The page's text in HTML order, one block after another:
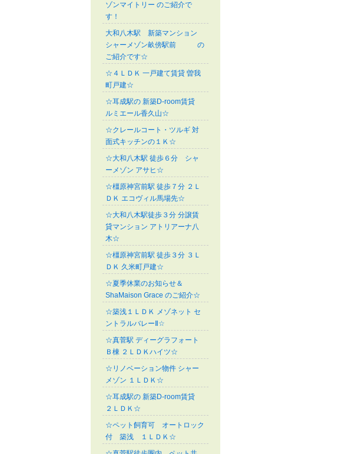
ゾンマイトリー のご紹介で
す！
大和八木駅 新築マンション
シャーメゾン畝傍駅前 の
ご紹介です☆
☆４ＬＤＫ 一戸建て賃貸 曽我
町戸建☆
☆耳成駅の 新築D-room賃貸
ルミエール香久山☆
☆クレールコート・ツルギ 対
面式キッチンの１Ｋ☆
☆大和八木駅 徒歩６分 シャ
ーメゾン アサヒ☆
☆橿原神宮前駅 徒歩７分 ２Ｌ
ＤＫ エコヴィル馬場先☆
☆大和八木駅徒歩３分 分譲賃
貸マンション アトリアーナ八
木☆
☆橿原神宮前駅 徒歩３分 ３Ｌ
ＤＫ 久米町戸建☆
☆夏季休業のお知らせ＆
ShaMaison Grace のご紹介☆
☆築浅１ＬＤＫ メゾネット セ
ントラルバレーⅡ☆
☆真菅駅 ディーグラフォート
Ｂ棟 ２ＬＤＫハイツ☆
☆リノベーション物件 シャー
メゾン １ＬＤＫ☆
☆耳成駅の 新築D-room賃貸
２ＬＤＫ☆
☆ペット飼育可 オートロック
付 築浅 １ＬＤＫ☆